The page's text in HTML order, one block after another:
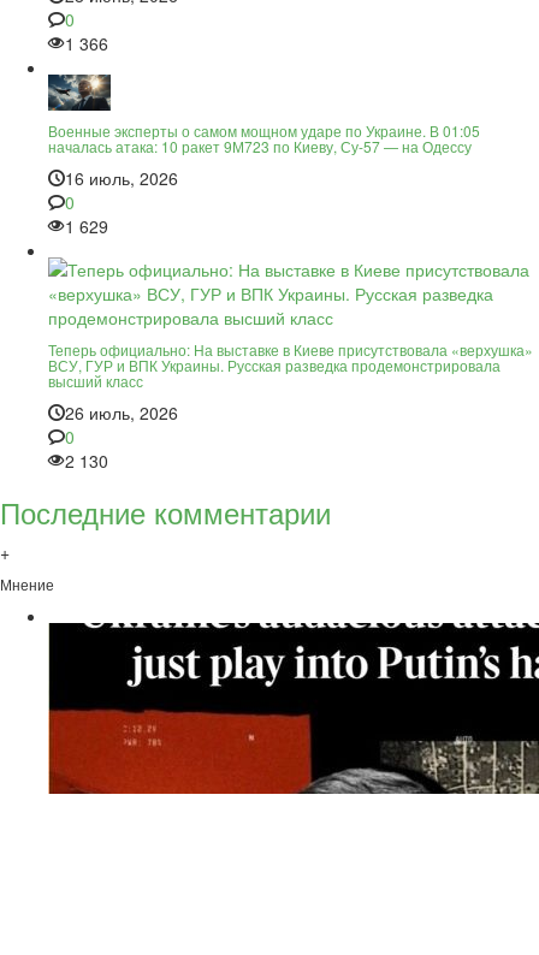
0
1 366
Военные эксперты о самом мощном ударе по Украине. В 01:05
началась атака: 10 ракет 9М723 по Киеву, Су-57 — на Одессу
16 июль, 2026
0
1 629
Теперь официально: На выставке в Киеве присутствовала «верхушка»
ВСУ, ГУР и ВПК Украины. Русская разведка продемонстрировала
высший класс
26 июль, 2026
0
2 130
Последние комментарии
+
Мнение